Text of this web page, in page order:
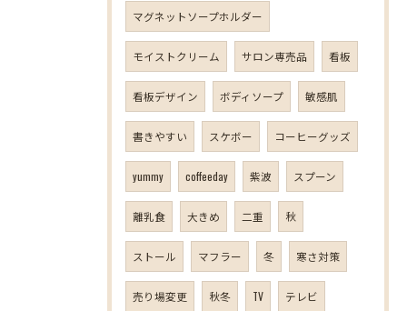
マグネットソープホルダー
モイストクリーム サロン専売品 看板
看板デザイン ボディソープ 敏感肌
書きやすい スケボー コーヒーグッズ
yummy coffeeday 紫波 スプーン
離乳食 大きめ 二重 秋
ストール マフラー 冬 寒さ対策
売り場変更 秋冬 TV テレビ